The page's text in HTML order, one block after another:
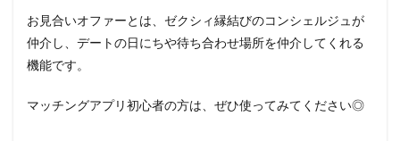
お見合いオファーとは、ゼクシィ縁結びのコンシェルジュが
仲介し、デートの日にちや待ち合わせ場所を仲介してくれる
機能です。
マッチングアプリ初心者の方は、ぜひ使ってみてください◎